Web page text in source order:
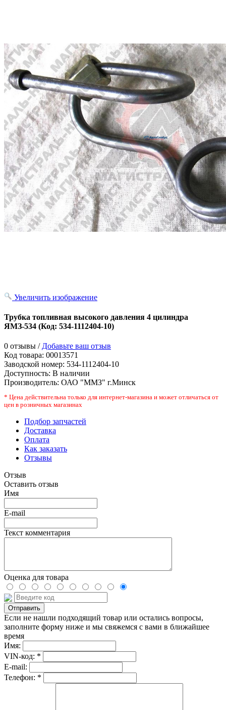
Увеличить изображение
Трубка топливная высокого давления 4 цилиндра
ЯМЗ-534 (Код: 534-1112404-10)
0 отзывы / Добавьте ваш отзыв
Код товара: 00013571
Заводской номер: 534-1112404-10
Доступность: В наличии
Производитель: ОАО "ММЗ" г.Минск
* Цена действительна только для интернет-магазина и может отличаться от
цен в розничных магазинах
Подбор запчастей
Доставка
Оплата
Как заказать
Отзывы
Отзыв
Оставить отзыв
Имя
E-mail
Текст комментария
Оценка для товара
Если не нашли подходящий товар или остались вопросы,
заполните форму ниже и мы свяжемся с вами в ближайшее
время
Имя:
VIN-код: *
E-mail:
Телефон: *